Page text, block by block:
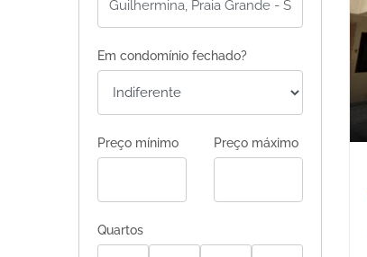
Em condomínio fechado?
Preço mínimo Preço máximo
Quartos